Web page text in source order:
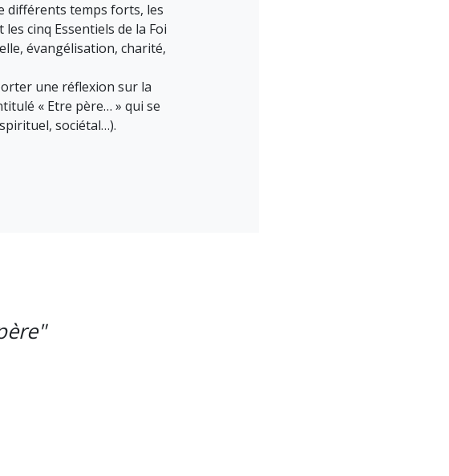
différents temps forts, les
cinq Essentiels de la Foi
évangélisation, charité,
une réflexion sur la
« Etre père… » qui se
sociétal…).